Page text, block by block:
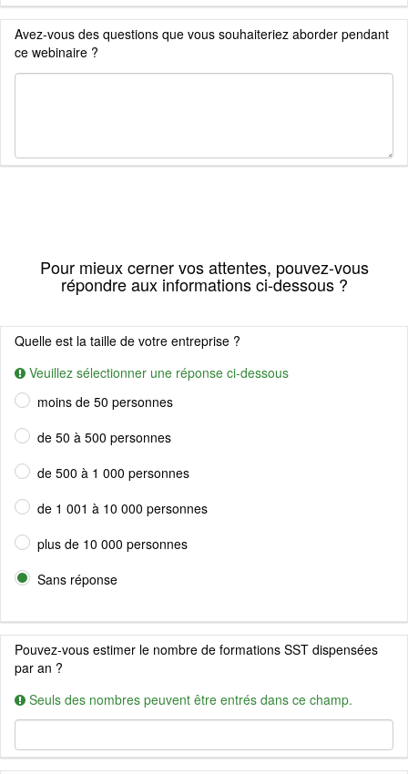
Avez-vous des questions que vous souhaiteriez aborder pendant
ce webinaire ?
Pour mieux cerner vos attentes, pouvez-vous
répondre aux informations ci-dessous ?
Quelle est la taille de votre entreprise ?
Veuillez sélectionner une réponse ci-dessous
moins de 50 personnes
de 50 à 500 personnes
de 500 à 1 000 personnes
de 1 001 à 10 000 personnes
plus de 10 000 personnes
Sans réponse
Pouvez-vous estimer le nombre de formations SST dispensées
par an ?
Seuls des nombres peuvent être entrés dans ce champ.